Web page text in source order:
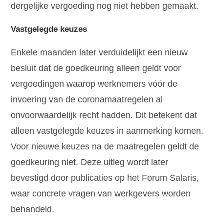
dergelijke vergoeding nog niet hebben gemaakt.
Vastgelegde keuzes
Enkele maanden later verduidelijkt een nieuw
besluit dat de goedkeuring alleen geldt voor
vergoedingen waarop werknemers vóór de
invoering van de coronamaatregelen al
onvoorwaardelijk recht hadden. Dit betekent dat
alleen vastgelegde keuzes in aanmerking komen.
Voor nieuwe keuzes na de maatregelen geldt de
goedkeuring niet. Deze uitleg wordt later
bevestigd door publicaties op het Forum Salaris,
waar concrete vragen van werkgevers worden
behandeld.